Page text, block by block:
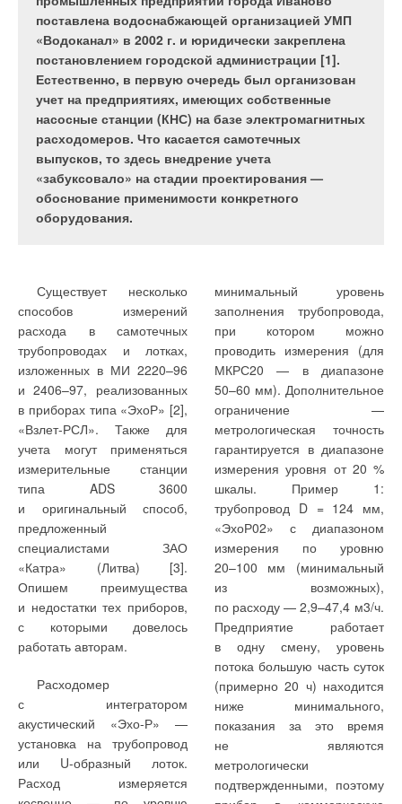
поставлена водоснабжающей организацией УМП
«Водоканал» в 2002 г. и юридически закреплена
постановлением городской администрации [1].
Естественно, в первую очередь был организован
учет на предприятиях, имеющих собственные
насосные станции (КНС) на базе электромагнитных
расходомеров. Что касается самотечных
выпусков, то здесь внедрение учета
«забуксовало» на стадии проектирования —
обоснование применимости конкретного
оборудования.
Существует несколько
способов измерений
расхода в самотечных
трубопроводах и лотках,
изложенных в МИ 2220–96
и 2406–97, реализованных
в приборах типа «ЭхоР» [2],
«Взлет-РСЛ». Также для
учета могут применяться
измерительные станции
типа ADS 3600
и оригинальный способ,
предложенный
специалистами ЗАО
«Катра» (Литва) [3].
Опишем преимущества
и недостатки тех приборов,
с которыми довелось
работать авторам.
Расходомер
с интегратором
акустический «Эхо-Р» —
установка на трубопровод
или U-образный лоток.
Расход измеряется
минимальный уровень
заполнения трубопровода,
при котором можно
проводить измерения (для
МКРС20 — в диапазоне
50–60 мм). Дополнительное
ограничение —
метрологическая точность
гарантируется в диапазоне
измерения уровня от 20 %
шкалы. Пример 1:
трубопровод D = 124 мм,
«ЭхоР02» с диапазоном
измерения по уровню
20–100 мм (минимальный
из возможных),
по расходу — 2,9–47,4 м3/ч.
Предприятие работает
в одну смену, уровень
потока большую часть суток
(примерно 20 ч) находится
ниже минимального,
показания за это время
не являются
метрологически
подтвержденными, поэтому
возобновляемых источников энергии, называлась
«Дом, которому не нужны котлы».
В статье «Дом, которому
не нужны котлы» шла речь
о том, что просто применять
устройства, уменьшающие
потребление природного
газа, недостаточно — нужно
своевременно отрабатывать
возможность открывают
тепловые насосы,
использующие для
отопления энергию
окружающей среды. Наш
опыт применения теплового
насоса для горячего
водоснабжения общежития
аспирантов института, где
в течение всего года
используется теплота
канализационных стоков,
грунта и атмосферного
воздуха, был первым,
сделанным реальным
шагом в этом направлении.
Вместе с тем,
реализованный проект
не дает особого повода для
основной потребитель
тепловой энергии в здании,
система отопления,
остается зависимой
от внешнего источника
тепловой энергии.
зависимости. Был
разработан проект (рис. 1)
20квартирного жилого дома,
которому не нужны
ни котлы, ни теплотрасса.
Несмотря на то, что проект
этот по независящим
от института причинам
остался нереализованным,
его технические решения
могут представить интерес
для тех, кто, возможно,
вознамерится реализовать
его или разработать другой
проект, основанный
на принципах
использования природной
и бросовой энергии.
В информационном
сборнике Киев-ЗНИИЭП
«Энергосбережение
в зданиях» до сего времени
играют важную,
но вспомогательную роль.
Такой подход
оправдывается тем, что
Наиболее полная
методика оценки
энергопотребления зданий,
позволяющая учитывать все
основные виды
энергозатрат и их снижение
за счет применения
практически любых
известных
в общественном Стандарте
РНТО строителей «Нормы
теплотехнического
проектирования
ограждающих конструкций
и оценки
энергоэффективности
зданий» [1]. Стандарт
введен в действие
с 1 января 2006 г.
постановлением
расширенного заседания
Бюро Совета РНТО
строителей от 30 сентября
2005 г. и является
документом добровольного
применения в соответствии
с Законом
(ЗТР), подписанным
Президентом
РФ 27 декабря 2002 г.
Основы данной методики
применительно как
к жилым, так
и общественным зданиям
изложены также в [2].
Базисный вариант
(Вар. 1) представляет собой
здание без дополнительных
энергосберегающих
мероприятий
и с наружными
ограждениями
по требованиям [3]
№ 3 и № 4,
но с использованием
в качестве расчетной
температуры наиболее
холодных суток
обеспеченностью 0,92
Оценка
энергоэффективности
зданий сводится
к определению
их энергетической
эксплуатационной
характеристики. Она равна
удельным суммарным
затратам тепловой
и электрической энергии,
кВт⋅ч/(м2⋅год), на один
квадратный метр
отапливаемой площади
здания за один
отопительный период